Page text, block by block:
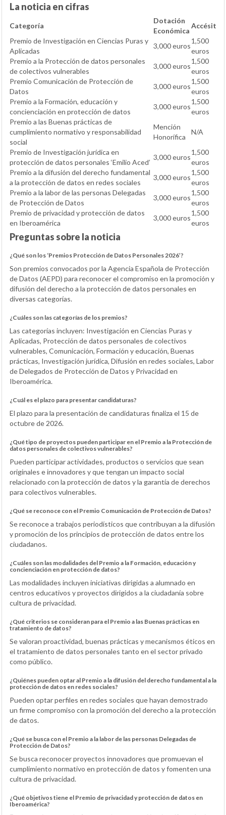
La noticia en cifras
Categoría
Dotación
Económica
Accésit
Premio de Investigación en Ciencias Puras y
Aplicadas
3,000 euros
1,500
euros
Premio a la Protección de datos personales
de colectivos vulnerables
3,000 euros
1,500
euros
Premio Comunicación de Protección de
Datos
3,000 euros
1,500
euros
Premio a la Formación, educación y
concienciación en protección de datos
3,000 euros
1,500
euros
Premio a las Buenas prácticas de
cumplimiento normativo y responsabilidad
social
Mención
Honorífica
N/A
Premio de Investigación jurídica en
protección de datos personales ‘Emilio Aced’
3,000 euros
1,500
euros
Premio a la difusión del derecho fundamental
a la protección de datos en redes sociales
3,000 euros
1,500
euros
Premio a la labor de las personas Delegadas
de Protección de Datos
3,000 euros
1,500
euros
Premio de privacidad y protección de datos
en Iberoamérica
3,000 euros
1,500
euros
Preguntas sobre la noticia
¿Qué son los ‘Premios Protección de Datos Personales 2026’?
Son premios convocados por la Agencia Española de Protección
de Datos (AEPD) para reconocer el compromiso en la promoción y
difusión del derecho a la protección de datos personales en
diversas categorías.
¿Cuáles son las categorías de los premios?
Las categorías incluyen: Investigación en Ciencias Puras y
Aplicadas, Protección de datos personales de colectivos
vulnerables, Comunicación, Formación y educación, Buenas
prácticas, Investigación jurídica, Difusión en redes sociales, Labor
de Delegados de Protección de Datos y Privacidad en
Iberoamérica.
¿Cuál es el plazo para presentar candidaturas?
El plazo para la presentación de candidaturas finaliza el 15 de
octubre de 2026.
¿Qué tipo de proyectos pueden participar en el Premio a la Protección de
datos personales de colectivos vulnerables?
Pueden participar actividades, productos o servicios que sean
originales e innovadores y que tengan un impacto social
relacionado con la protección de datos y la garantía de derechos
para colectivos vulnerables.
¿Qué se reconoce con el Premio Comunicación de Protección de Datos?
Se reconoce a trabajos periodísticos que contribuyan a la difusión
y promoción de los principios de protección de datos entre los
ciudadanos.
¿Cuáles son las modalidades del Premio a la Formación, educación y
concienciación en protección de datos?
Las modalidades incluyen iniciativas dirigidas a alumnado en
centros educativos y proyectos dirigidos a la ciudadanía sobre
cultura de privacidad.
¿Qué criterios se consideran para el Premio a las Buenas prácticas en
tratamiento de datos?
Se valoran proactividad, buenas prácticas y mecanismos éticos en
el tratamiento de datos personales tanto en el sector privado
como público.
¿Quiénes pueden optar al Premio a la difusión del derecho fundamental a la
protección de datos en redes sociales?
Pueden optar perfiles en redes sociales que hayan demostrado
un firme compromiso con la promoción del derecho a la protección
de datos.
¿Qué se busca con el Premio a la labor de las personas Delegadas de
Protección de Datos?
Se busca reconocer proyectos innovadores que promuevan el
cumplimiento normativo en protección de datos y fomenten una
cultura de privacidad.
¿Qué objetivos tiene el Premio de privacidad y protección de datos en
Iberoamérica?